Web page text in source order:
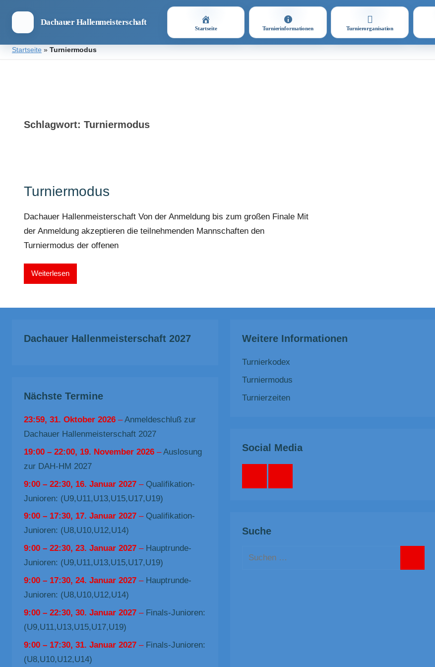
Dachauer Hallenmeisterschaft
Startseite Turnierinformationen Turnierorganisation
ZumStartseite » Turniermodus
Hallenmeisterschaft
Schlagwort: Turniermodus
Turniermodus
Dachauer Hallenmeisterschaft Von der Anmeldung bis zum großen Finale Mit
der Anmeldung akzeptieren die teilnehmenden Mannschaften den
Turniermodus der offenen
Weiterlesen
Dachauer Hallenmeisterschaft 2027
Nächste Termine
23:59, 31. Oktober 2026 –Anmeldeschluß zur
Dachauer Hallenmeisterschaft 2027
19:00 – 22:00, 19. November 2026 –Auslosung
zur DAH-HM 2027
9:00 – 22:30, 16. Januar 2027 – Qualifikation-
Junioren: (U9,U11,U13,U15,U17,U19)
9:00 – 17:30, 17. Januar 2027 – Qualifikation-
Junioren: (U8,U10,U12,U14)
9:00 – 22:30, 23. Januar 2027 – Hauptrunde-
Junioren: (U9,U11,U13,U15,U17,U19)
9:00 – 17:30, 24. Januar 2027 – Hauptrunde-
Junioren: (U8,U10,U12,U14)
9:00 – 22:30, 30. Januar 2027 – Finals-Junioren:
(U9,U11,U13,U15,U17,U19)
9:00 – 17:30, 31. Januar 2027 – Finals-Junioren:
(U8,U10,U12,U14)
Weitere Informationen
Turnierkodex
Turniermodus
Turnierzeiten
Social Media
Suche
Suchen